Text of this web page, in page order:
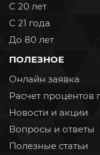
С 20 лет
С 21 года
До 80 лет
ПОЛЕЗНОЕ
Онлайн заявка
Расчет процентов
Новости и акции
Вопросы и ответы
Полезные статьи